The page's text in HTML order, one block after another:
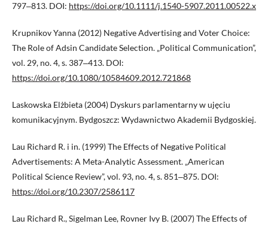
797‒813. DOI: https://doi.org/10.1111/j.1540-5907.2011.00522.x
Krupnikov Yanna (2012) Negative Advertising and Voter Choice:
The Role of Adsin Candidate Selection. „Political Communication”,
vol. 29, no. 4, s. 387‒413. DOI:
https://doi.org/10.1080/10584609.2012.721868
Laskowska Elżbieta (2004) Dyskurs parlamentarny w ujęciu
komunikacyjnym. Bydgoszcz: Wydawnictwo Akademii Bydgoskiej.
Lau Richard R. i in. (1999) The Effects of Negative Political
Advertisements: A Meta-Analytic Assessment. „American
Political Science Review”, vol. 93, no. 4, s. 851‒875. DOI:
https://doi.org/10.2307/2586117
Lau Richard R., Sigelman Lee, Rovner Ivy B. (2007) The Effects of